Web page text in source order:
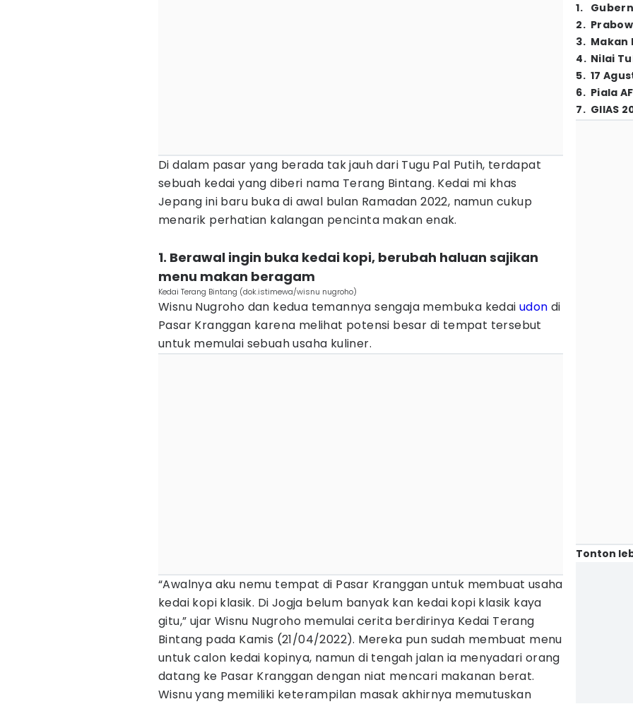
Di dalam pasar yang berada tak jauh dari Tugu Pal Putih, terdapat
sebuah kedai yang diberi nama Terang Bintang. Kedai mi khas
Jepang ini baru buka di awal bulan Ramadan 2022, namun cukup
menarik perhatian kalangan pencinta makan enak.
1. Berawal ingin buka kedai kopi, berubah haluan sajikan
menu makan beragam
Kedai Terang Bintang (dok.istimewa/wisnu nugroho)
Wisnu Nugroho dan kedua temannya sengaja membuka kedai udon di
Pasar Kranggan karena melihat potensi besar di tempat tersebut
untuk memulai sebuah usaha kuliner.
“Awalnya aku nemu tempat di Pasar Kranggan untuk membuat usaha
kedai kopi klasik. Di Jogja belum banyak kan kedai kopi klasik kaya
gitu,” ujar Wisnu Nugroho memulai cerita berdirinya Kedai Terang
Bintang pada Kamis (21/04/2022). Mereka pun sudah membuat menu
untuk calon kedai kopinya, namun di tengah jalan ia menyadari orang
datang ke Pasar Kranggan dengan niat mencari makanan berat.
Wisnu yang memiliki keterampilan masak akhirnya memutuskan
1.
2.
3. Makan
4. Nilai
5. 17
6. Piala
7. GIIAS
Tonton